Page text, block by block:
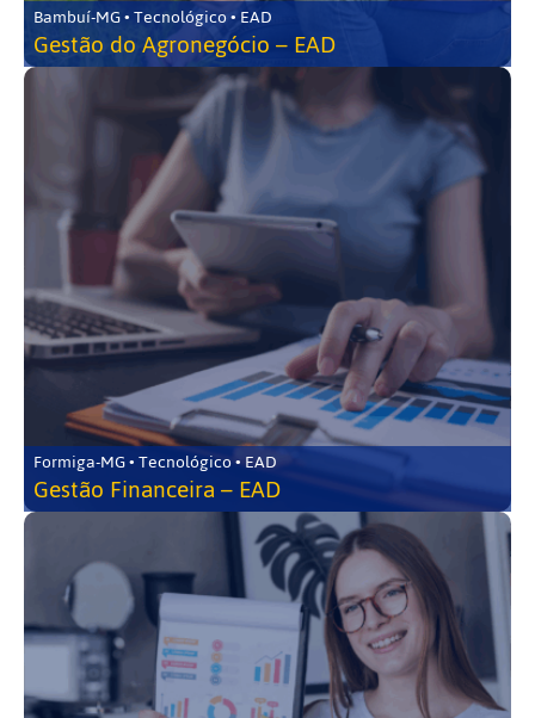
Bambuí-MG • Tecnológico • EAD
Gestão do Agronegócio – EAD
Formiga-MG • Tecnológico • EAD
Gestão Financeira – EAD